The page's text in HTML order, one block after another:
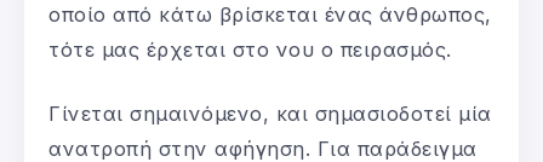
οποίο από κάτω βρίσκεται ένας άνθρωπος,
τότε μας έρχεται στο νου ο πειρασμός.
Γίνεται σημαινόμενο, και σημασιοδοτεί μία
ανατροπή στην αφήγηση. Για παράδειγμα